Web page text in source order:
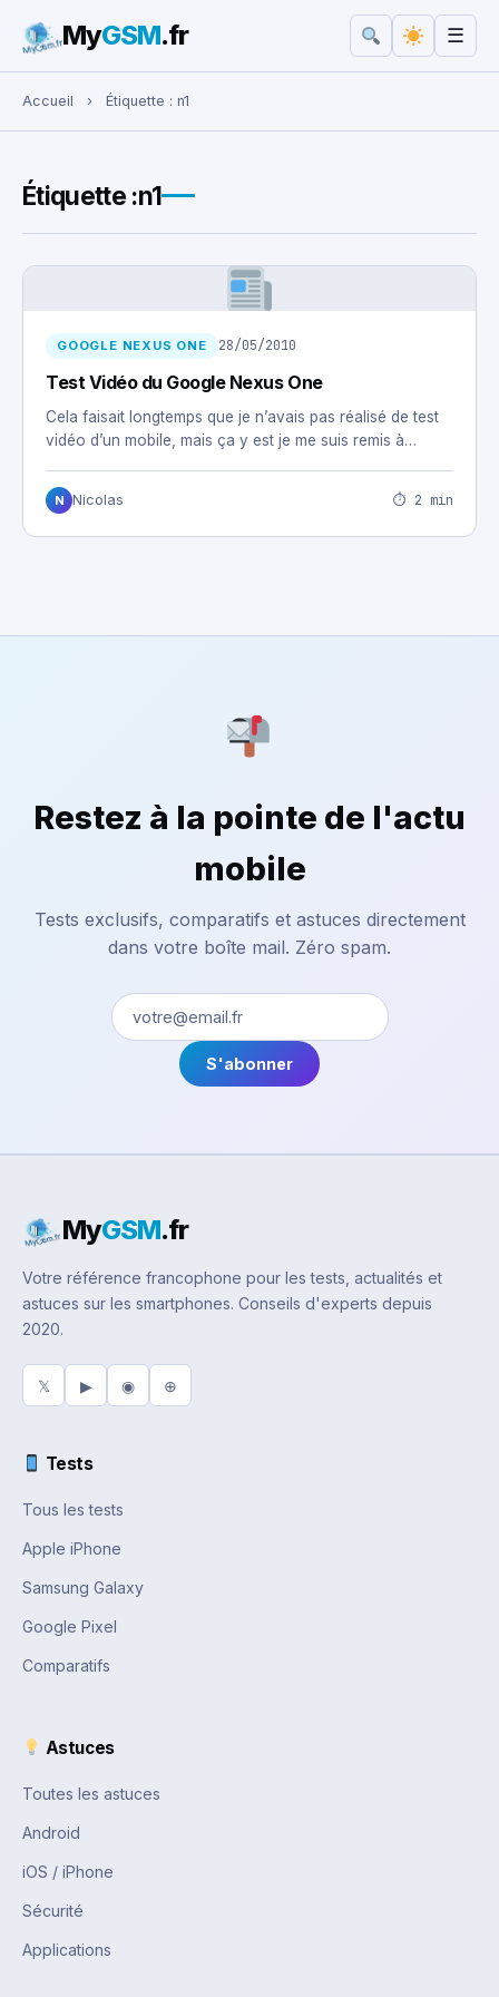
Rechercher :
MyGSM.fr ☰
Accueil › Étiquette : n1
Étiquette :n1
GOOGLE NEXUS ONE 28/05/2010
Test Vidéo du Google Nexus One
Cela faisait longtemps que je n’avais pas réalisé de test
vidéo d’un mobile, mais ça y est je me suis remis à…
N Nicolas ⏱ 2 min
Restez à la pointe de l'actu
mobile
Tests exclusifs, comparatifs et astuces directement
dans votre boîte mail. Zéro spam.
S'abonner
MyGSM.fr
Votre référence francophone pour les tests, actualités et
astuces sur les smartphones. Conseils d'experts depuis
2020.
𝕏 ▶ ◉ ⊕
Tests
Tous les tests
Apple iPhone
Samsung Galaxy
Google Pixel
Comparatifs
Astuces
Toutes les astuces
Android
iOS / iPhone
Sécurité
Applications